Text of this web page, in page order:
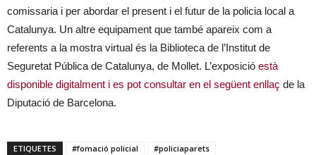
comissaria i per abordar el present i el futur de la policia local a
Catalunya. Un altre equipament que també apareix com a
referents a la mostra virtual és la Biblioteca de l’Institut de
Seguretat Pública de Catalunya, de Mollet. L’exposició està
disponible digitalment i es pot consultar en el següent enllaç de la
Diputació de Barcelona.
ETIQUETES #fomació policial
#policiaparets